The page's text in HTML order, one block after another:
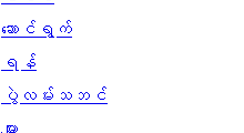
ဆောင်ရွက်
ရန်
ပွဲလမ်းသဘင်